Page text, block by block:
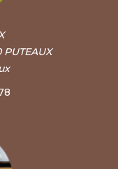
PUTEAUX